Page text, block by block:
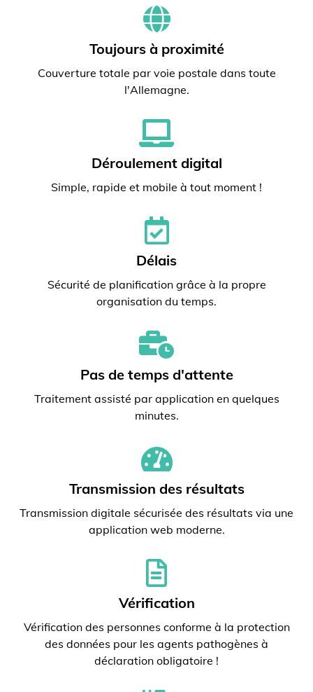
Toujours à proximité
Couverture totale par voie postale dans toute
l'Allemagne.
Déroulement digital
Simple, rapide et mobile à tout moment !
Délais
Sécurité de planification grâce à la propre
organisation du temps.
Pas de temps d'attente
Traitement assisté par application en quelques
minutes.
Transmission des résultats
Transmission digitale sécurisée des résultats via une
application web moderne.
Vérification
Vérification des personnes conforme à la protection
des données pour les agents pathogènes à
déclaration obligatoire !